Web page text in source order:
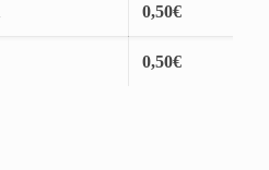
0,50€
0,50€